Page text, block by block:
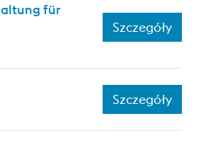
für
Szczegóły
Szczegóły